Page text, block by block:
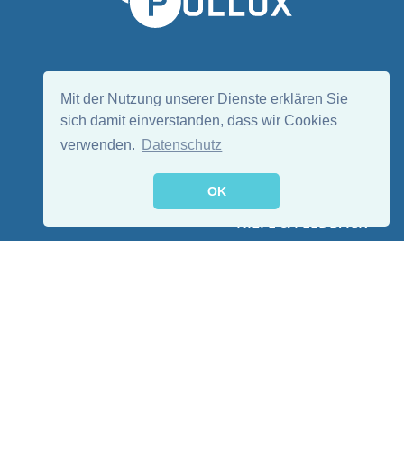
Mit der Nutzung unserer Dienste erklären Sie
sich damit einverstanden, dass wir Cookies
verwenden.
Datenschutz
OK
HILFE & FEEDBACK
EN